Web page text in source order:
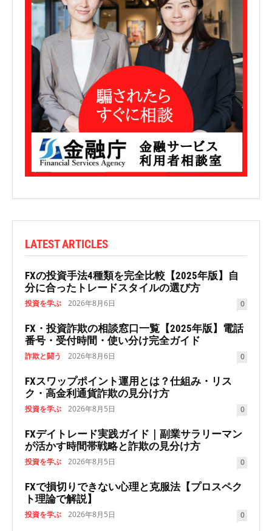
LATEST ARTICLES
FXの投資手法4種類を完全比較【2025年版】自
分に合ったトレードスタイルの選び方
投資を学ぶ 2026年8月6日 0
FX・投資詐欺の相談窓口一覧【2025年版】電話
番号・受付時間・使い分け完全ガイド
詐欺と闘う 2026年8月6日 0
FXスワップポイント運用とは？仕組み・リス
ク・高金利通貨詐欺の見分け方
投資を学ぶ 2026年8月5日 0
FXデイトレード実践ガイド｜副業サラリーマン
が活かす時間帯戦略と詐欺の見分け方
投資を学ぶ 2026年8月5日 0
FXで損切りできない心理と克服法【プロスペク
ト理論で解説】
投資を学ぶ 2026年8月5日 0